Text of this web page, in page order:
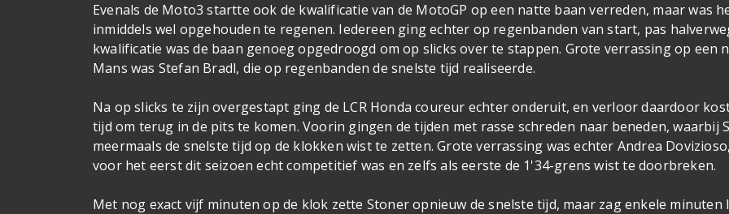
Evenals de Moto3 startte ook de kwalificatie van de MotoGP op een natte baan verreden, maar was
inmiddels wel opgehouden te regenen. Iedereen ging echter op regenbanden van start, pas
kwalificatie was de baan genoeg opgedroogd om op slicks over te stappen. Grote verrassing op een
Mans was Stefan Bradl, die op regenbanden de snelste tijd realiseerde.
Na op slicks te zijn overgestapt ging de LCR Honda coureur echter onderuit, en verloor daardoor
tijd om terug in de pits te komen. Voorin gingen de tijden met rasse schreden naar beneden, waarbij
meermaals de snelste tijd op de klokken wist te zetten. Grote verrassing was echter Andrea
voor het eerst dit seizoen echt competitief was en zelfs als eerste de 1'34-grens wist te doorbreken.
Met nog exact vijf minuten op de klok zette Stoner opnieuw de snelste tijd, maar zag enkele minuten